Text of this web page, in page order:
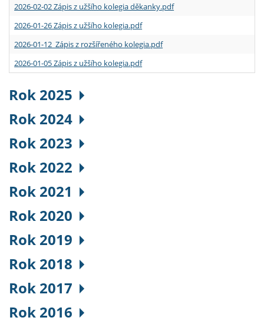
2026-02-02 Zápis z užšího kolegia děkanky.pdf
2026-01-26 Zápis z užšího kolegia.pdf
2026-01-12 Zápis z rozšířeného kolegia.pdf
2026-01-05 Zápis z užšího kolegia.pdf
Rok 2025
Rok 2024
Rok 2023
Rok 2022
Rok 2021
Rok 2020
Rok 2019
Rok 2018
Rok 2017
Rok 2016